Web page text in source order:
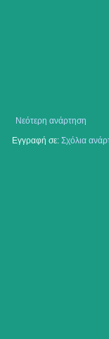
Νεότερη ανάρτηση
Εγγραφή σε: Σχόλια